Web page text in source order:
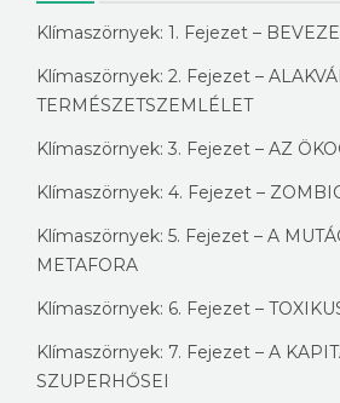
Klímaszörnyek: 1. Fejezet –
Klímaszörnyek: 2. Fejezet –
TERMÉSZETSZEMLÉLET
Klímaszörnyek: 3. Fejezet – AZ
Klímaszörnyek: 4. Fejezet –
Klímaszörnyek: 5. Fejezet – A
METAFORA
Klímaszörnyek: 6. Fejezet –
Klímaszörnyek: 7. Fejezet – A
SZUPERHŐSEI